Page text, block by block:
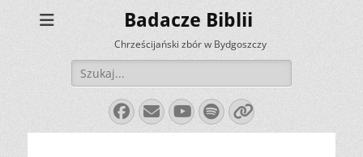
Badacze Biblii
Chrześcijański zbór w Bydgoszczy
Szukaj:
Facebook
E-
mail
YouTube
Spotify
Link